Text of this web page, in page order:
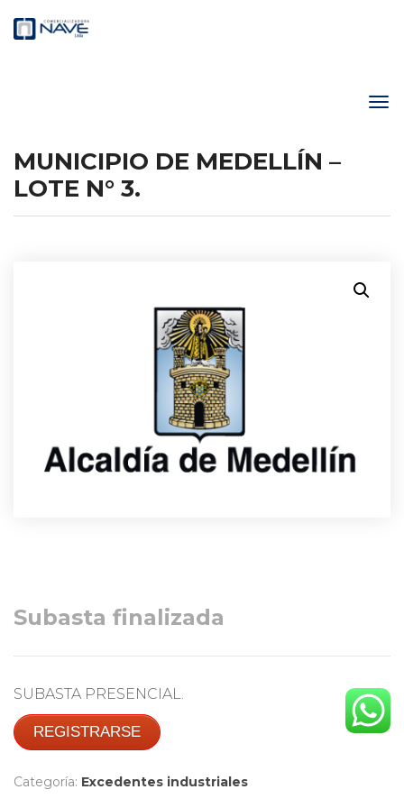
MUNICIPIO DE MEDELLÍN –
LOTE N° 3.
Subasta finalizada
SUBASTA PRESENCIAL.
REGISTRARSE
Categoría: Excedentes industriales